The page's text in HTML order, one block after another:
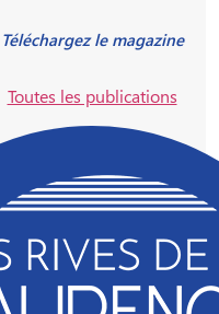
Téléchargez le magazine
Toutes les publications